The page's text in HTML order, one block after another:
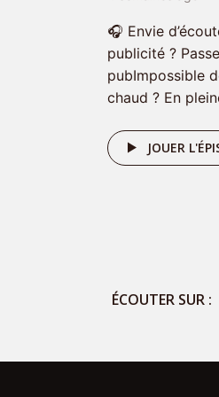
🎧 Envie
publicité ?
pubImpossible
chaud ? En
JOUER
ÉCOUTER SUR :